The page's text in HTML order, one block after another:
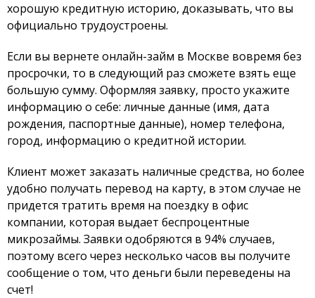
хорошую кредитную историю, доказывать, что вы
официально трудоустроены.
Если вы вернете онлайн-займ в Москве вовремя без
просрочки, то в следующий раз сможете взять еще
большую сумму. Оформляя заявку, просто укажите
информацию о себе: личные данные (имя, дата
рождения, паспортные данные), номер телефона,
город, информацию о кредитной истории.
Клиент может заказать наличные средства, но более
удобно получать перевод на карту, в этом случае не
придется тратить время на поездку в офис
компании, которая выдает беспроцентные
микрозаймы. Заявки одобряются в 94% случаев,
поэтому всего через несколько часов вы получите
сообщение о том, что деньги были переведены на
счет!